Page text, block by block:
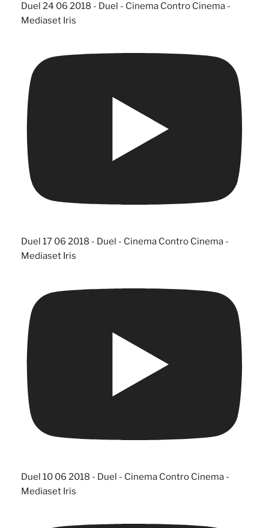
Duel 24 06 2018 - Duel - Cinema Contro Cinema -
Mediaset Iris
Duel 17 06 2018 - Duel - Cinema Contro Cinema -
Mediaset Iris
Duel 10 06 2018 - Duel - Cinema Contro Cinema -
Mediaset Iris